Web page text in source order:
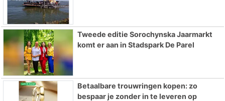
Tweede editie Sorochynska Jaarmarkt
komt er aan in Stadspark De Parel
Betaalbare trouwringen kopen: zo
bespaar je zonder in te leveren op